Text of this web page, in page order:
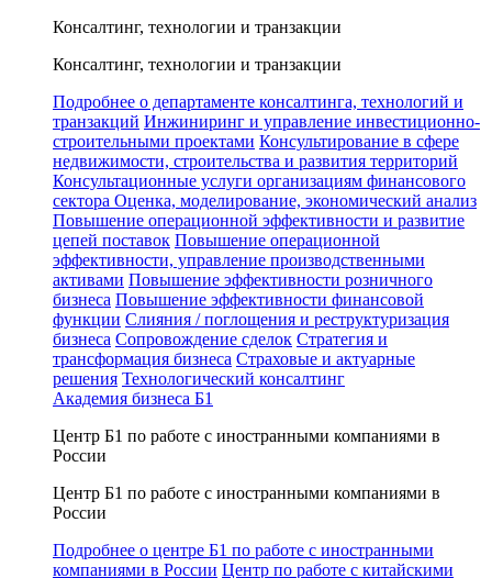
Консалтинг, технологии и транзакции
Консалтинг, технологии и транзакции
Подробнее о департаменте консалтинга, технологий и
транзакций Инжиниринг и управление инвестиционно-
строительными проектами Консультирование в сфере
недвижимости, строительства и развития территорий
Консультационные услуги организациям финансового
сектора Оценка, моделирование, экономический анализ
Повышение операционной эффективности и развитие
цепей поставок Повышение операционной
эффективности, управление производственными
активами Повышение эффективности розничного
бизнеса Повышение эффективности финансовой
функции Слияния / поглощения и реструктуризация
бизнеса Сопровождение сделок Стратегия и
трансформация бизнеса Страховые и актуарные
решения Технологический консалтинг
Академия бизнеса Б1
Центр Б1 по работе с иностранными компаниями в
России
Центр Б1 по работе с иностранными компаниями в
России
Подробнее о центре Б1 по работе с иностранными
компаниями в России Центр по работе с китайскими